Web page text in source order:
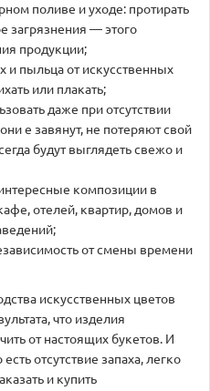
поливе и уходе: протирать
загрязнения — этого
продукции;
и пыльца от искусственных
или плакать;
даже при отсутствии
е завянут, не потеряют свой
будут выглядеть свежо и
композиции в
отелей, квартир, домов и
от смены времени
искусственных цветов
что изделия
от настоящих букетов. И
отсутствие запаха, легко
и купить